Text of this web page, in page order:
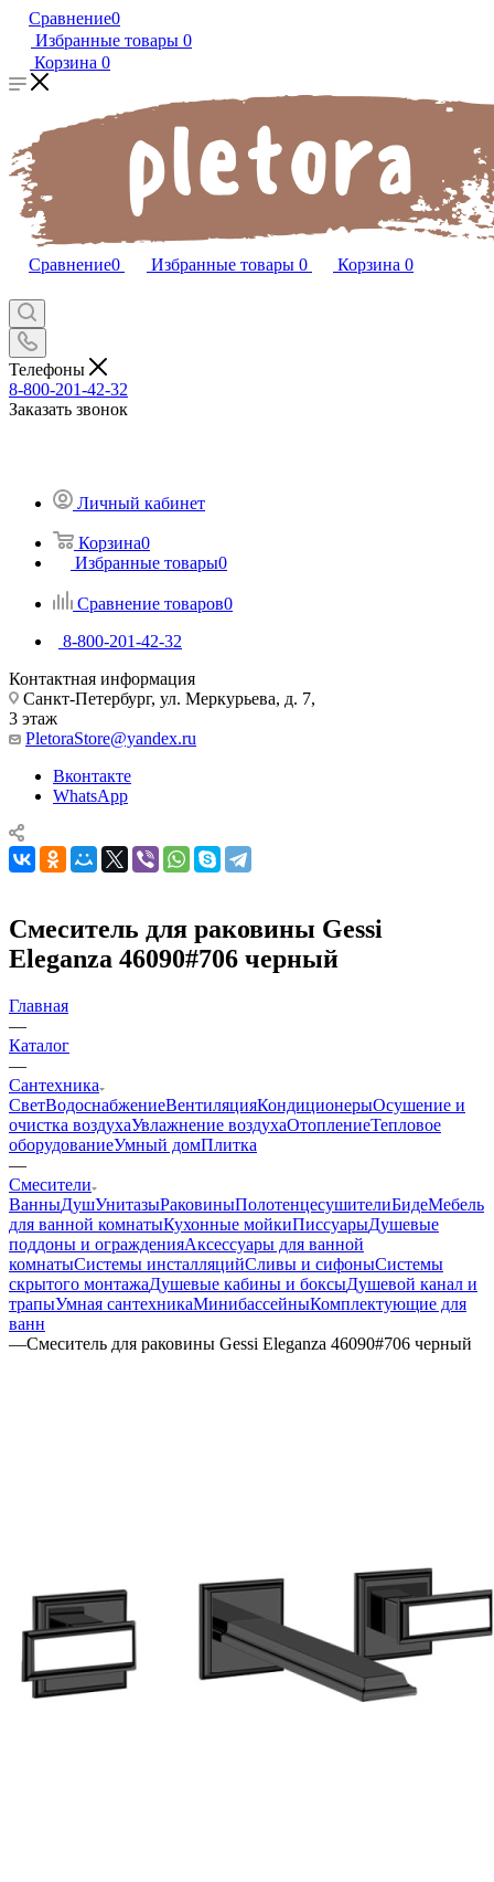
Сравнение0
Избранные товары 0
Корзина 0
Сравнение0 Избранные товары 0 Корзина 0
Телефоны
8-800-201-42-32
Заказать звонок
Личный кабинет
Корзина0
Избранные товары0
Сравнение товаров0
8-800-201-42-32
Контактная информация
Санкт-Петербург, ул. Меркурьева, д. 7,
3 этаж
PletoraStore@yandex.ru
Вконтакте
WhatsApp
Смеситель для раковины Gessi
Eleganza 46090#706 черный
Главная
—
Каталог
—
Сантехника
СветВодоснабжениеВентиляцияКондиционерыОсушение и
очистка воздухаУвлажнение воздухаОтоплениеТепловое
оборудованиеУмный домПлитка
—
Смесители
ВанныДушУнитазыРаковиныПолотенцесушителиБидеМебель
для ванной комнатыКухонные мойкиПиссуарыДушевые
поддоны и огражденияАксессуары для ванной
комнатыСистемы инсталляцийСливы и сифоныСистемы
скрытого монтажаДушевые кабины и боксыДушевой канал и
трапыУмная сантехникаМинибассейныКомплектующие для
ванн
—Смеситель для раковины Gessi Eleganza 46090#706 черный